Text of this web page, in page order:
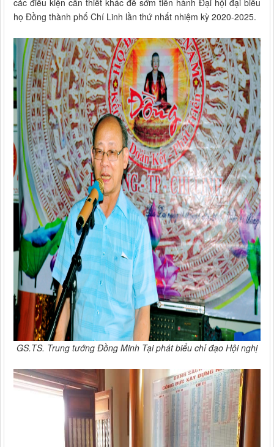
các điều kiện cần thiết khác để sớm tiến hành Đại hội đại biểu
họ Đồng thành phố Chí Linh lần thứ nhất nhiệm kỳ 2020-2025.
GS.TS. Trung tướng Đồng Minh Tại phát biểu chỉ đạo Hội nghị